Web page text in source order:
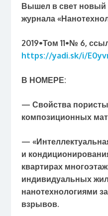
Вышел в свет новый
журнала
2019•Том 11•№ 6,
https://yadi.sk/i/
В НОМЕРЕ:
— Свойства
композиционных
—
и
квартирах
индивидуальных
нанотехнологиями
взрывов.